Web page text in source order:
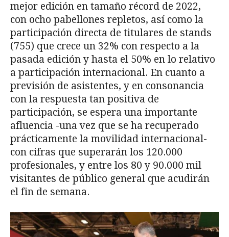
mejor edición en tamaño récord de 2022,
con ocho pabellones repletos, así como la
participación directa de titulares de stands
(755) que crece un 32% con respecto a la
pasada edición y hasta el 50% en lo relativo
a participación internacional. En cuanto a
previsión de asistentes, y en consonancia
con la respuesta tan positiva de
participación, se espera una importante
afluencia -una vez que se ha recuperado
prácticamente la movilidad internacional-
con cifras que superarán los 120.000
profesionales, y entre los 80 y 90.000 mil
visitantes de público general que acudirán
el fin de semana.